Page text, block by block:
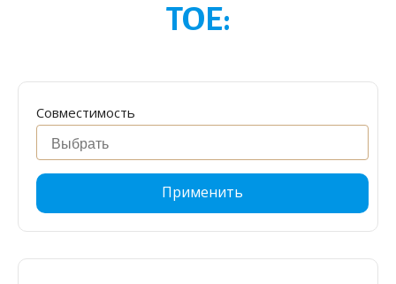
TOE:
Совместимость
Применить